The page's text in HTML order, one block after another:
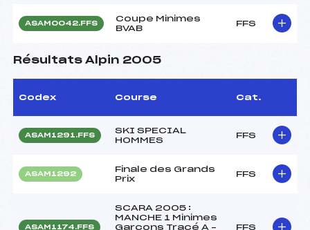
ASAM0042.FFS
Coupe Minimes
BVAB
FFS
Résultats Alpin 2005
Codex Course Cat.
ASAM1291.FFS
SKI SPECIAL
HOMMES
FFS
ASAM1292
Finale des Grands
Prix
FFS
ASAM1174.FFS
SCARA 2005 :
MANCHE 1 Minimes
Garçons Tracé A –
FFS